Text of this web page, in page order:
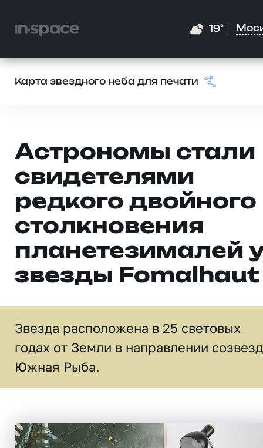
19°
Карта звездного неба для печати
Астрономы стали
свидетелями
редкого двойного
столкновения
планетезималей
звезды Fomalhaut
Звезда расположена в 25 световых
годах от Земли в направлении
Южная Рыба.